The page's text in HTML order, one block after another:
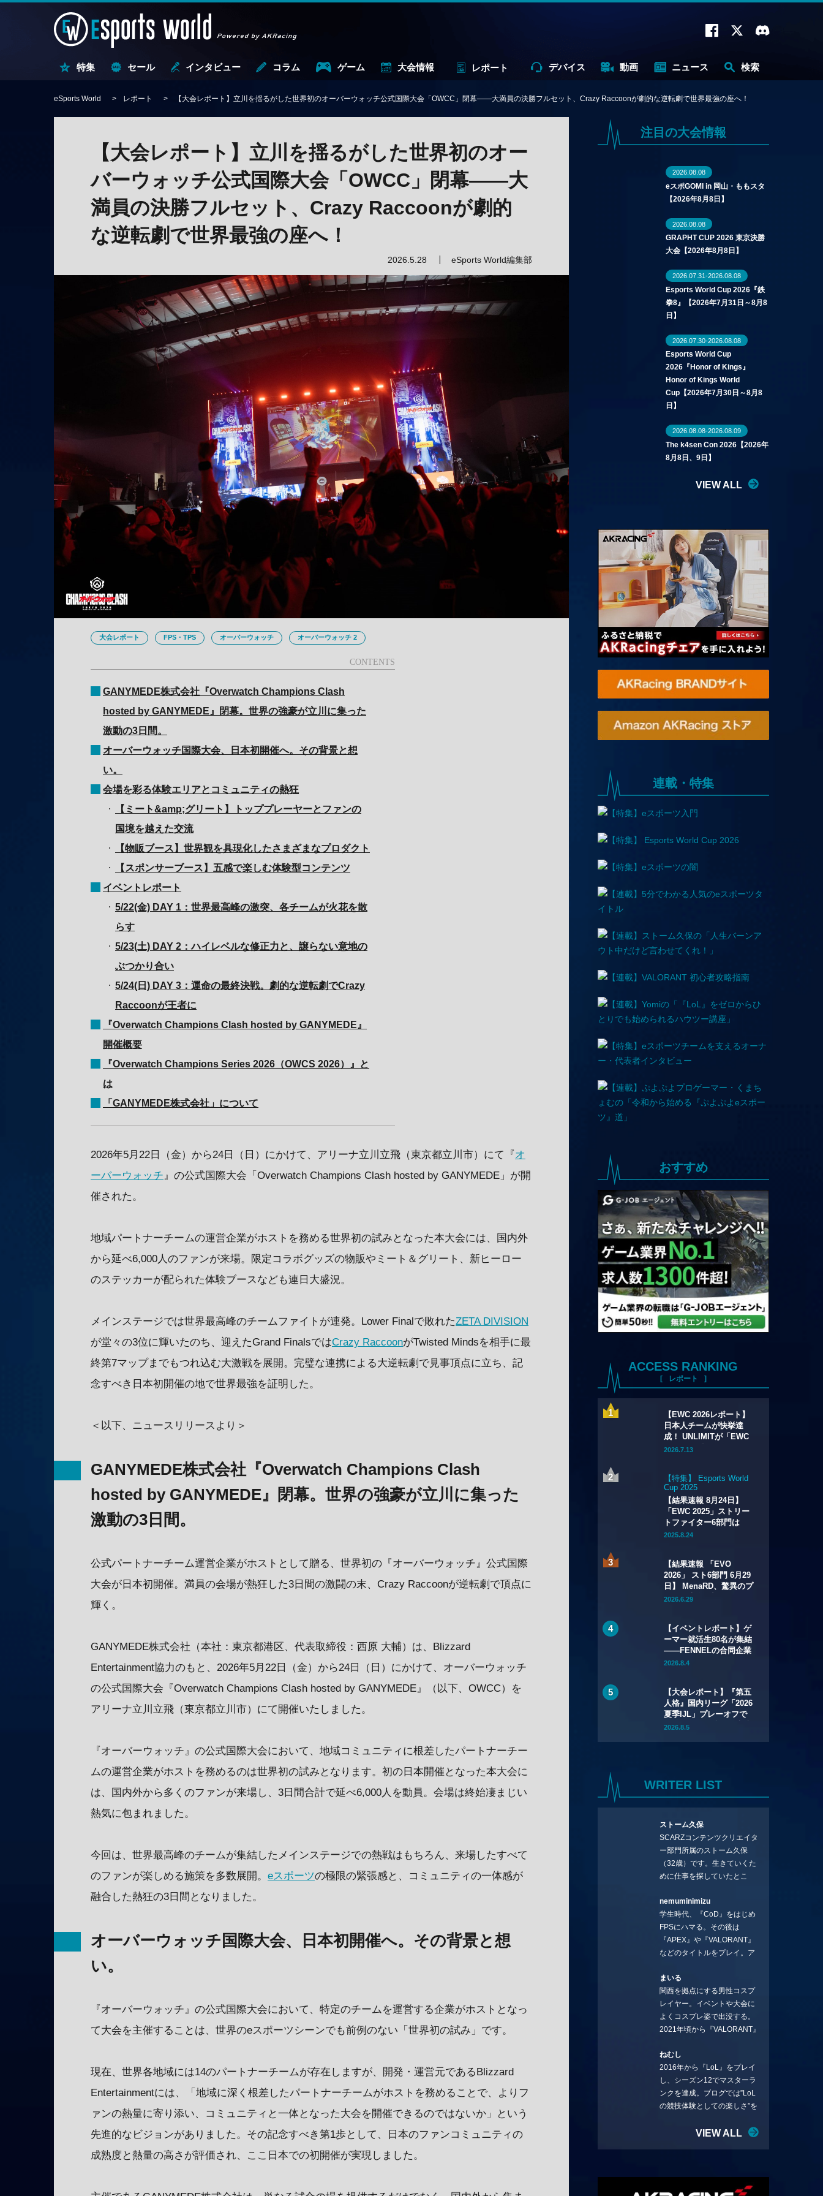
特集 セール インタビュー コラム ゲーム 大会情報 レポート デバイス 動画 ニュース 検索
eSports World レポート 【大会レポート】立川を揺るがした世界初のオーバーウォッチ公式国際大会「OWCC」閉幕——大満員の決勝フルセット、Crazy Raccoonが劇的な逆転劇で世界最強の座へ！
【大会レポート】立川を揺るがした世界初のオー
バーウォッチ公式国際大会「OWCC」閉幕——大
満員の決勝フルセット、Crazy Raccoonが劇的
な逆転劇で世界最強の座へ！
2026.5.28 eSports World編集部
大会レポート FPS・TPS オーバーウォッチ オーバーウォッチ 2
GANYMEDE株式会社『Overwatch Champions Clash
hosted by GANYMEDE』閉幕。世界の強豪が立川に集った
激動の3日間。
オーバーウォッチ国際大会、日本初開催へ。その背景と想
い。
会場を彩る体験エリアとコミュニティの熱狂
【ミート&amp;グリート】トッププレーヤーとファンの
国境を越えた交流
【物販ブース】世界観を具現化したさまざまなプロダクト
【スポンサーブース】五感で楽しむ体験型コンテンツ
イベントレポート
5/22(金) DAY 1：世界最高峰の激突、各チームが火花を散
らす
5/23(土) DAY 2：ハイレベルな修正力と、譲らない意地の
ぶつかり合い
5/24(日) DAY 3：運命の最終決戦。劇的な逆転劇でCrazy
Raccoonが王者に
『Overwatch Champions Clash hosted by GANYMEDE』
開催概要
『Overwatch Champions Series 2026（OWCS 2026）』と
は
「GANYMEDE株式会社」について
2026年5月22日（金）から24日（日）にかけて、アリーナ立川立飛（東京都立川市）にて『オ
ーバーウォッチ 』の公式国際大会「Overwatch Champions Clash hosted by GANYMEDE」が開
催された。
地域パートナーチームの運営企業がホストを務める世界初の試みとなった本大会には、国内外
から延べ6,000人のファンが来場。限定コラボグッズの物販やミート＆グリート、新ヒーロー
のステッカーが配られた体験ブースなども連日大盛況。
メインステージでは世界最高峰のチームファイトが連発。Lower Finalで敗れたZETA DIVISION
が堂々の3位に輝いたのち、迎えたGrand FinalsではCrazy RaccoonがTwisted Mindsを相手に最
終第7マップまでもつれ込む大激戦を展開。完璧な連携による大逆転劇で見事頂点に立ち、記
念すべき日本初開催の地で世界最強を証明した。
＜以下、ニュースリリースより＞
GANYMEDE株式会社『Overwatch Champions Clash
hosted by GANYMEDE』閉幕。世界の強豪が立川に集った
激動の3日間。
公式パートナーチーム運営企業がホストとして贈る、世界初の『オーバーウォッチ』公式国際
大会が日本初開催。満員の会場が熱狂した3日間の激闘の末、Crazy Raccoonが逆転劇で頂点に
輝く。
GANYMEDE株式会社（本社：東京都港区、代表取締役：西原 大輔）は、Blizzard
Entertainment協力のもと、2026年5月22日（金）から24日（日）にかけて、オーバーウォッチ
の公式国際大会『Overwatch Champions Clash hosted by GANYMEDE』（以下、OWCC）を
アリーナ立川立飛（東京都立川市）にて開催いたしました。
『オーバーウォッチ』の公式国際大会において、地域コミュニティに根差したパートナーチー
ムの運営企業がホストを務めるのは世界初の試みとなります。初の日本開催となった本大会に
は、国内外から多くのファンが来場し、3日間合計で延べ6,000人を動員。会場は終始凄まじい
熱気に包まれました。
今回は、世界最高峰のチームが集結したメインステージでの熱戦はもちろん、来場したすべて
のファンが楽しめる施策を多数展開。 eスポーツの極限の緊張感と、コミュニティの一体感が
融合した熱狂の3日間となりました。
オーバーウォッチ国際大会、日本初開催へ。その背景と想
い。
『オーバーウォッチ』の公式国際大会において、特定のチームを運営する企業がホストとなっ
て大会を主催することは、世界のeスポーツシーンでも前例のない「世界初の試み」です。
現在、世界各地域には14のパートナーチームが存在しますが、開発・運営元であるBlizzard
Entertainmentには、「地域に深く根差したパートナーチームがホストを務めることで、よりフ
ァンの熱量に寄り添い、コミュニティと一体となった大会を開催できるのではないか」という
先進的なビジョンがありました。その記念すべき第1歩として、日本のファンコミュニティの
成熟度と熱量の高さが評価され、ここ日本での初開催が実現しました。
注目の大会情報
2026.08.08
eスポGOMI in 岡山・ももスタ
【2026年8月8日】
2026.08.08
GRAPHT CUP 2026 東京決勝
大会【2026年8月8日】
2026.07.31-2026.08.08
Esports World Cup 2026『鉄
拳8』【2026年7月31日～8月8
日】
2026.07.30-2026.08.08
Esports World Cup
2026『Honor of Kings』
Honor of Kings World
Cup【2026年7月30日～8月8
日】
2026.08.08-2026.08.09
The k4sen Con 2026【2026年
8月8日、9日】
VIEW ALL
連載・特集
おすすめ
ACCESS RANKING
レポート
【EWC 2026レポート】
日本人チームが快挙達
成！ UNLIMITが「EWC
2026」の『Apex
2026.7.13
【特集】 Esports World
Cup 2025
【結果速報 8月24日】
「EWC 2025」ストリー
トファイター6部門は
Xiaohaiが2連覇！
2025.8.24
【結果速報 「EVO
2026」 スト6部門 6月29
日】 MenaRD、驚異のプ
レミア大会2連覇！
権獲得と大健闘！
2026.6.29
【イベントレポート】ゲ
ーマー就活生80名が集結
——FENNELの合同企業
説明会「GCEXPO 2026
2026.8.4
【大会レポート】『第五
人格』国内リーグ「2026
夏季IJL」プレーオフで
REJECTが優勝——決勝
2026.8.5
WRITER LIST
ストーム久保
SCARZコンテンツクリエイタ
ー部門所属のストーム久保
（32歳）です。生きていくた
めに仕事を探していたとこ
コラムを連載させてもらえる
ことになりました。言いたい
ことを言っていきます。X：
https://x.com/stormKUBO
YouTube：
rmKUBO
nemuminimizu
学生時代、『CoD』をはじめ
FPSにハマる。その後は
『APEX』や『VALORANT』
などのタイトルをプレイ。ア
BGMなどを手掛ける作曲家と
フリーランスのライターの二
足の草鞋を履いて幅広く活動
中。無類のラーメン好き！
Twitter:@ongakucas
まいる
関西を拠点にする男性コスプ
レイヤー。イベントや大会に
よくコスプレ姿で出没する。
2021年頃から『VALORANT』
続ける。現在の推しチームは
「CREST GAMING」。X：
@mlunias（Photo by
Subaru.F.）
ねむし
2016年から『LoL』をプレイ
し、シーズン12でマスターラ
ンクを達成。ブログでは”LoL
の競技体験としての楽しさ”を
リーを愛し、元ADCメイン
VIEW ALL